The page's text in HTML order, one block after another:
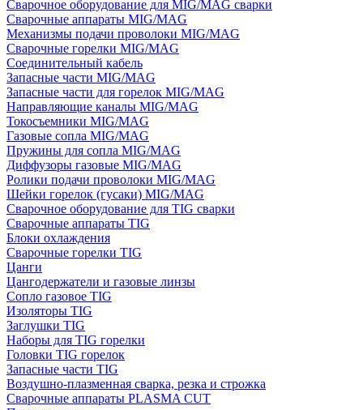
Сварочное оборудование для MIG/MAG сварки
Сварочные аппараты MIG/MAG
Механизмы подачи проволоки MIG/MAG
Сварочные горелки MIG/MAG
Соединительный кабель
Запасные части MIG/MAG
Запасные части для горелок MIG/MAG
Направляющие каналы MIG/MAG
Токосъемники MIG/MAG
Газовые сопла MIG/MAG
Пружины для сопла MIG/MAG
Диффузоры газовые MIG/MAG
Ролики подачи проволоки MIG/MAG
Шейки горелок (гусаки) MIG/MAG
Сварочное оборудование для TIG сварки
Сварочные аппараты TIG
Блоки охлаждения
Сварочные горелки TIG
Цанги
Цангодержатели и газовые линзы
Сопло газовое TIG
Изоляторы TIG
Заглушки TIG
Наборы для TIG горелки
Головки TIG горелок
Запасные части TIG
Воздушно-плазменная сварка, резка и строжка
Сварочные аппараты PLASMA CUT